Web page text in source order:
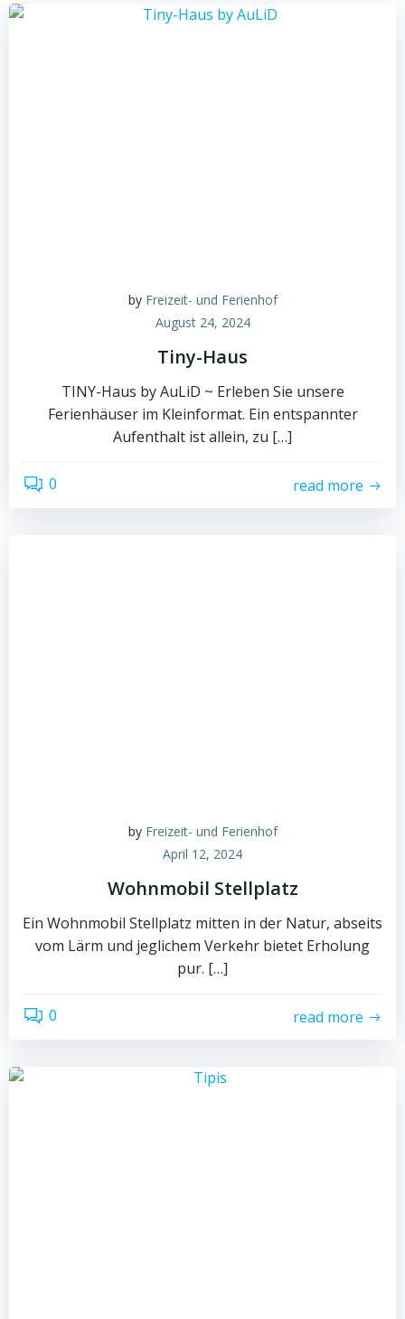
by Freizeit- und Ferienhof
August 24, 2024
Tiny-Haus
TINY-Haus by AuLiD ~ Erleben Sie unsere
Ferienhäuser im Kleinformat. Ein entspannter
Aufenthalt ist allein, zu […]
0 read more
by Freizeit- und Ferienhof
April 12, 2024
Wohnmobil Stellplatz
Ein Wohnmobil Stellplatz mitten in der Natur, abseits
vom Lärm und jeglichem Verkehr bietet Erholung
pur. […]
0 read more